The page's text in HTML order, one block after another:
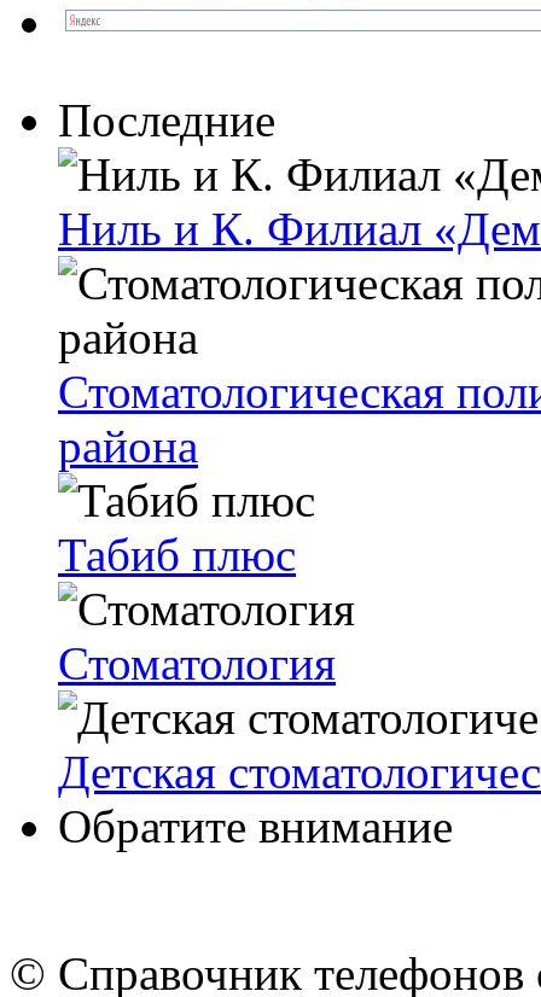
Последние
Ниль и К. Филиал
Стоматологическая
района
Табиб плюс
Стоматология
Детская
Обратите внимание
© Cправочник телефонов